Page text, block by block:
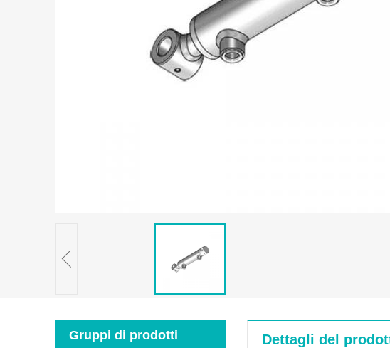
Gruppi di prodotti Dettagli del